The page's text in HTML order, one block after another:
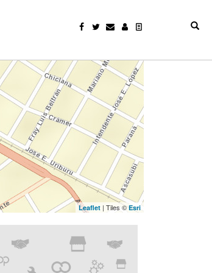
Leaflet | Tiles © Esri